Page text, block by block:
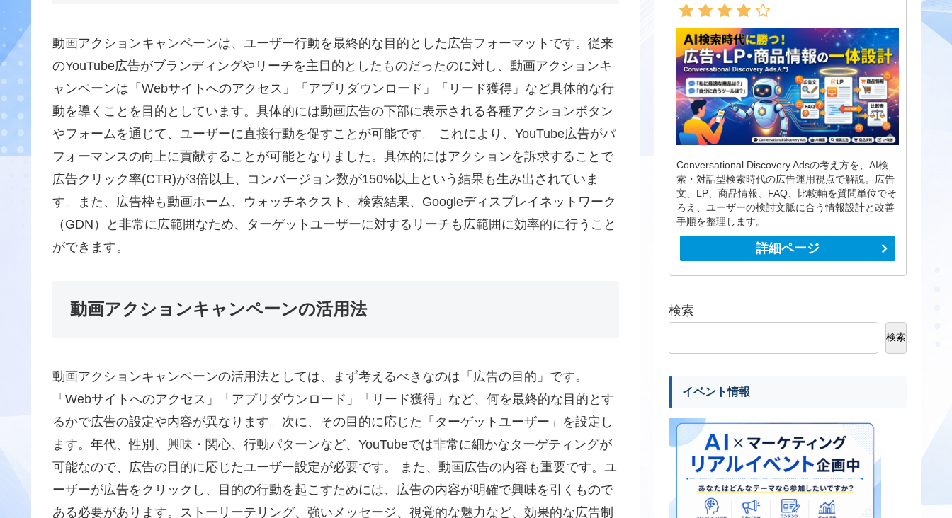
動画アクションキャンペーンは、ユーザー行動を最終的な目的とした広告フォーマットです。従来
のYouTube広告がブランディングやリーチを主目的としたものだったのに対し、動画アクションキ
ャンペーンは「Webサイトへのアクセス」「アプリダウンロード」「リード獲得」など具体的な行
動を導くことを目的としています。具体的には動画広告の下部に表示される各種アクションボタン
やフォームを通じて、ユーザーに直接行動を促すことが可能です。 これにより、YouTube広告がパ
フォーマンスの向上に貢献することが可能となりました。具体的にはアクションを訴求することで
広告クリック率(CTR)が3倍以上、コンバージョン数が150%以上という結果も生み出されていま
す。また、広告枠も動画ホーム、ウォッチネクスト、検索結果、Googleディスプレイネットワーク
（GDN）と非常に広範囲なため、ターゲットユーザーに対するリーチも広範囲に効率的に行うこと
ができます。
動画アクションキャンペーンの活用法
動画アクションキャンペーンの活用法としては、まず考えるべきなのは「広告の目的」です。
「Webサイトへのアクセス」「アプリダウンロード」「リード獲得」など、何を最終的な目的とす
るかで広告の設定や内容が異なります。次に、その目的に応じた「ターゲットユーザー」を設定し
ます。年代、性別、興味・関心、行動パターンなど、YouTubeでは非常に細かなターゲティングが
可能なので、広告の目的に応じたユーザー設定が必要です。 また、動画広告の内容も重要です。ユ
ーザーが広告をクリックし、目的の行動を起こすためには、広告の内容が明確で興味を引くもので
ある必要があります。ストーリーテリング、強いメッセージ、視覚的な魅力など、効果的な広告制
Conversational Discovery Adsの考え方を、AI検
索・対話型検索時代の広告運用視点で解説。広告
文、LP、商品情報、FAQ、比較軸を質問単位でそ
ろえ、ユーザーの検討文脈に合う情報設計と改善
手順を整理します。
詳細ページ
検索
検索
イベント情報